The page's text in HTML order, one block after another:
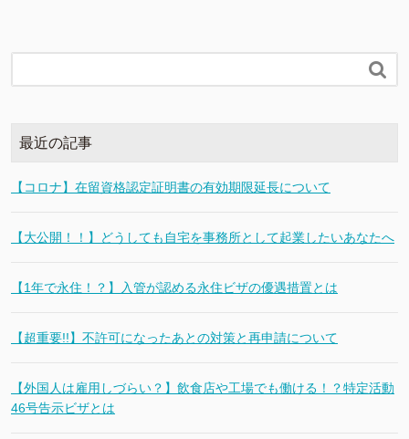

最近の記事
【コロナ】在留資格認定証明書の有効期限延長について
【大公開！！】どうしても自宅を事務所として起業したいあなたへ
【1年で永住！？】入管が認める永住ビザの優遇措置とは
【超重要!!】不許可になったあとの対策と再申請について
【外国人は雇用しづらい？】飲食店や工場でも働ける！？特定活動
46号告示ビザとは